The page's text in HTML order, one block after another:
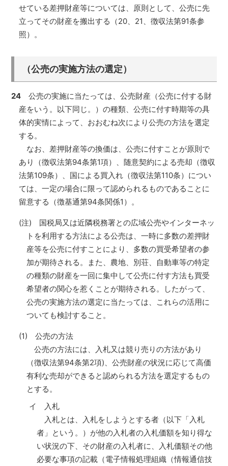
せている差押財産等については、原則として、公売に先
立ってその財産を搬出する（20、21、徴収法第91条参
照）。
（公売の実施方法の選定）
24 公売の実施に当たっては、公売財産（公売に付する財
産をいう。以下同じ。）の種類、公売に付す時期等の具
体的実情によって、おおむね次により公売の方法を選定
する。
なお、差押財産等の換価は、公売に付すことが原則で
あり（徴収法第94条第1項）、随意契約による売却（徴収
法第109条）、国による買入れ（徴収法第110条）につい
ては、一定の場合に限って認められるものであることに
留意する（徴基通第94条関係1）。
(注) 国税局又は近隣税務署との広域公売やインターネッ
トを利用する方法による公売は、一時に多数の差押財
産等を公売に付すことにより、多数の買受希望者の参
加が期待される。また、農地、別荘、自動車等の特定
の種類の財産を一回に集中して公売に付す方法も買受
希望者の関心を惹くことが期待される。したがって、
公売の実施方法の選定に当たっては、これらの活用に
ついても検討すること。
(1) 公売の方法
公売の方法には、入札又は競り売りの方法があり
（徴収法第94条第2項)、公売財産の状況に応じて高価
有利な売却ができると認められる方法を選定するもの
とする。
イ 入札
入札とは、入札をしようとする者（以下「入札
者」という。）が他の入札者の入札価額を知り得な
い状況の下、その財産の入札者に、入札価額その他
必要な事項の記載（電子情報処理組織（情報通信技